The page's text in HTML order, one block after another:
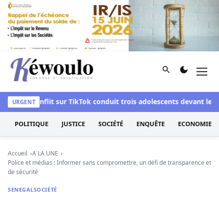
Aller au contenu
Kéwoulo, le premier site d'information et d'investigation
Rechercher
URGENT
Un conflit sur TikTok conduit trois adolescents devant le
POLITIQUE JUSTICE SOCIÉTÉ ENQUÊTE ECONOMIE
Accueil
A LA UNE
Police et médias : Informer sans compromettre, un défi de transparence et
de sécurité
SENEGALSOCIÉTÉ